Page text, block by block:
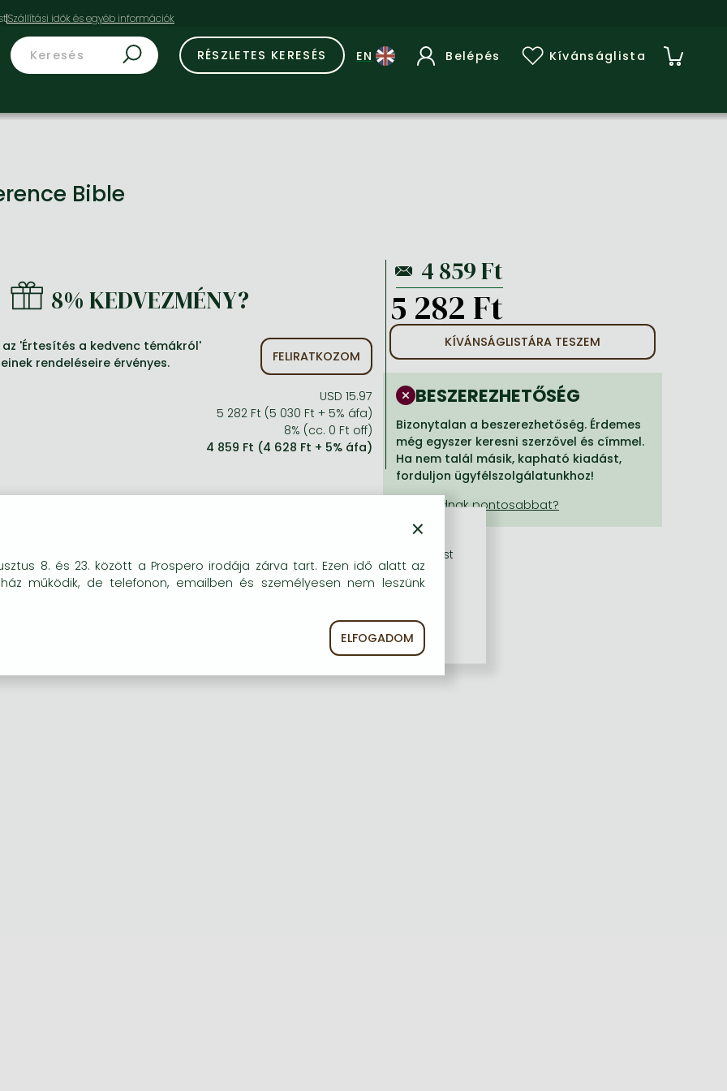
RÉSZLETES KERESÉS Belépés Kívánságlista
Bible
8% KEDVEZMÉNY?
az 'Értesítés a kedvenc témákról'
rendeléseire érvényes.
FELIRATKOZOM
USD 15.97
5 282 Ft (5 030 Ft + 5% áfa)
8% (cc. 0 Ft off)
4 859 Ft (4 628 Ft + 5% áfa)
5 282 Ft
KÍVÁNSÁGLISTÁRA TESZEM
BESZEREZHETŐSÉG
Bizonytalan a beszerezhetőség. Érdemes
még egyszer keresni szerzővel és címmel.
Ha nem talál másik, kapható kiadást,
forduljon ügyfélszolgálatunkhoz!
×
8. és 23. között a Prospero irodája zárva tart. Ezen idő alatt az
működik, de telefonon, emailben és személyesen nem leszünk
ELFOGADOM
kat (sütiket) használunk, melyek célja, hogy teljesebb körű szolgáltatást
részére.